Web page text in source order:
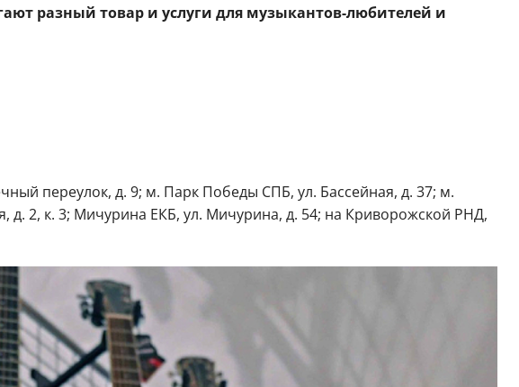
разный товар и услуги для музыкантов-любителей и
переулок, д. 9; м. Парк Победы СПБ, ул. Бассейная, д. 37; м.
д. 2, к. 3; Мичурина ЕКБ, ул. Мичурина, д. 54; на Криворожской РНД,